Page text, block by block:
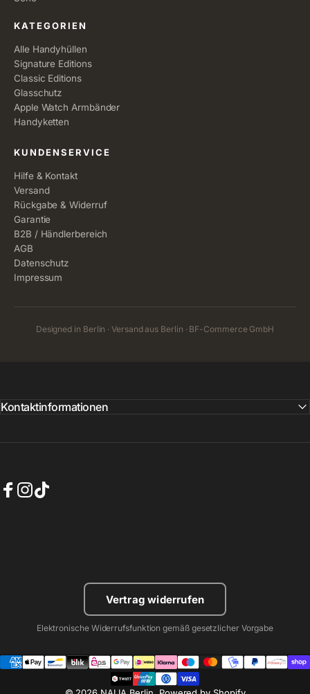
KATEGORIEN
Alle Handyhüllen
Signature Editions
Classic Editions
Glasschutz
Apple Watch Armbänder
Handyketten
KUNDENSERVICE
Hilfe & Kontakt
Versand
Rückgabe & Widerruf
Garantie
B2B / Händlerbereich
AGB
Datenschutz
Impressum
Designed in Berlin · Versand aus Berlin · BF-Commerce GmbH
Kontaktinformationen
Vertrag widerrufen
Elektronische Widerrufsfunktion gemäß gesetzlicher Vorgabe